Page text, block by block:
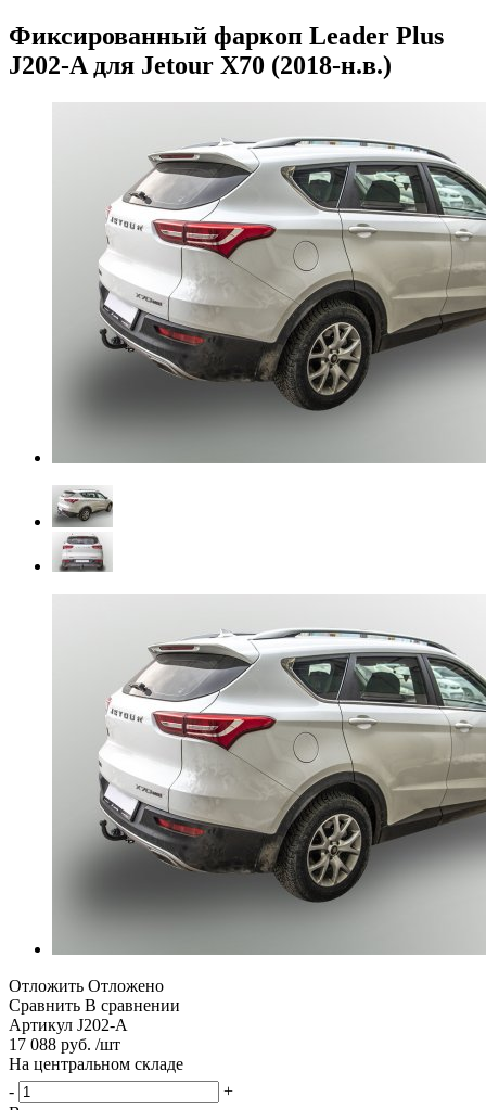
Фиксированный фаркоп Leader Plus
J202-A для Jetour X70 (2018-н.в.)
Отложить Отложено
Сравнить В сравнении
Артикул J202-A
17 088 руб. /шт
На центральном складе
-
+